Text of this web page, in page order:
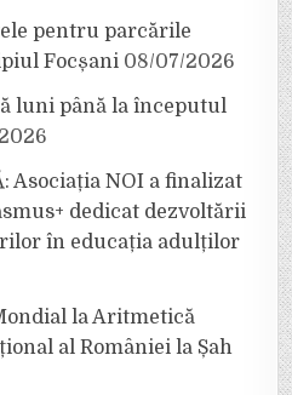
pentru parcările
Focșani 08/07/2026
luni până la începutul
Asociația NOI a finalizat
dedicat dezvoltării
în educația adulților
la Aritmetică
al României la Șah